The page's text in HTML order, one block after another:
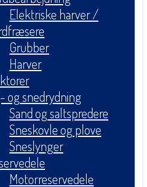
Elektriske harver /
Grubber
Harver
og snedrydning
Sand og saltspredere
Sneskovle og plove
Sneslynger
Motorreservedele